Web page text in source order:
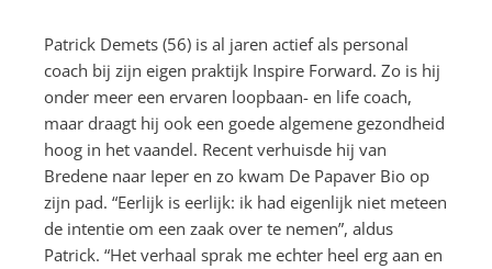
Patrick Demets (56) is al jaren actief als personal
coach bij zijn eigen praktijk Inspire Forward. Zo is hij
onder meer een ervaren loopbaan- en life coach,
maar draagt hij ook een goede algemene gezondheid
hoog in het vaandel. Recent verhuisde hij van
Bredene naar Ieper en zo kwam De Papaver Bio op
zijn pad. “Eerlijk is eerlijk: ik had eigenlijk niet meteen
de intentie om een zaak over te nemen”, aldus
Patrick. “Het verhaal sprak me echter heel erg aan en